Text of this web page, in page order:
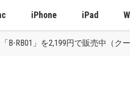
iPhone iPad
B-RB01」を2,199円で販売中（ク